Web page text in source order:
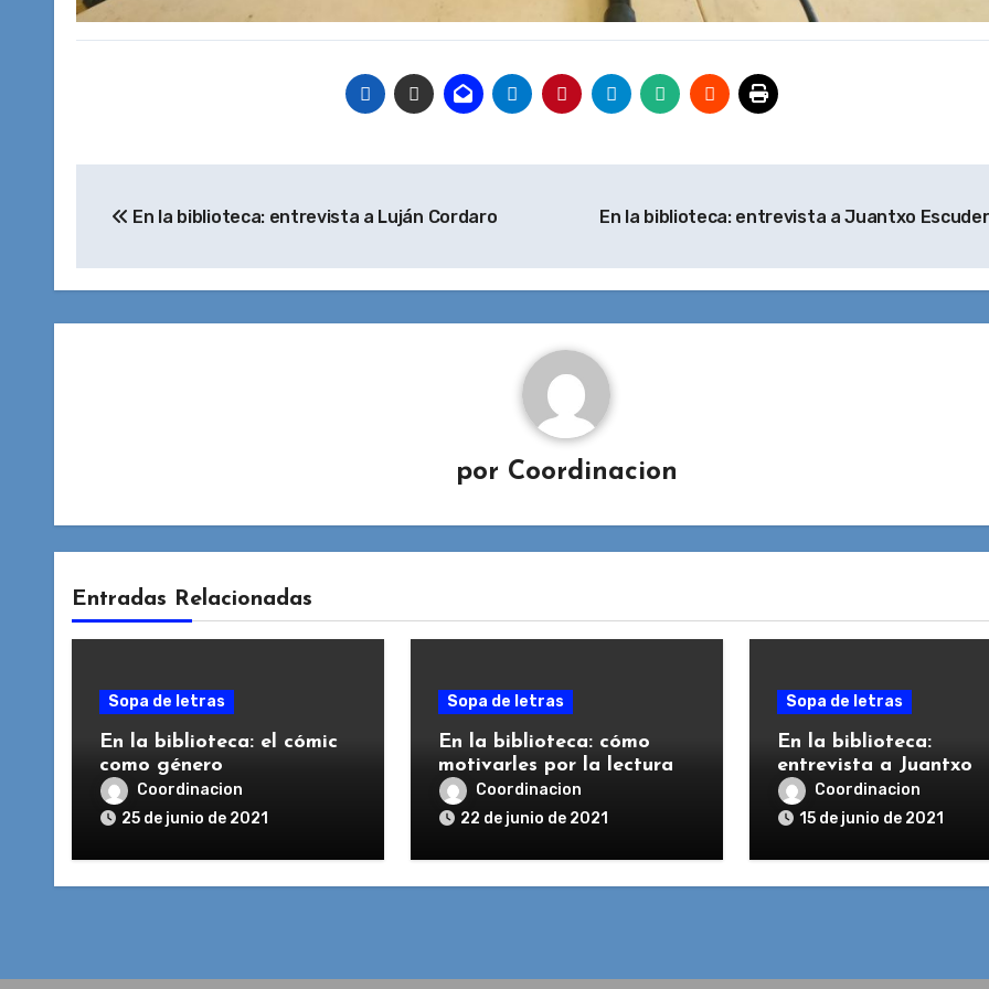
de
entradas
En la biblioteca: entrevista a Luján Cordaro En la biblioteca: entrevista a Juantxo
por Coordinacion
Entradas Relacionadas
Sopa de letras
En la biblioteca: el cómic
como género
Coordinacion
25 de junio de 2021
Sopa de letras
En la biblioteca: cómo
motivarles por la lectura
Coordinacion
22 de junio de 2021
Sopa de letras
En la biblioteca:
entrevista a Juantxo
Escudero
Coordinacion
15 de junio de 2021